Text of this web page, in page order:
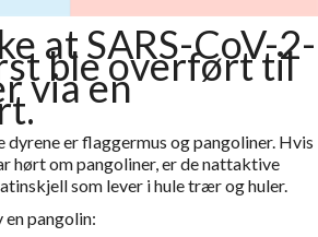
at SARS-CoV-2-
ble overført til
via en
er flaggermus og pangoliner. Hvis
hørt om pangoliner, er de nattaktive
som lever i hule trær og huler.
en pangolin: